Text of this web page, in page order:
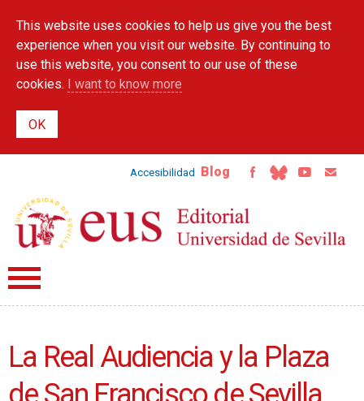
main
content
This website uses cookies to help us give you the best
experience when you visit our website. By continuing to
use this website, you consent to our use of these
cookies. I want to know more
Accesibilidad Blog
La Real Audiencia y la Plaza